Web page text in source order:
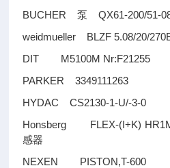
BUCHER泵
QX61-200/51-
weidmueller BLZF 5.08/20/
DIT M5100M Nr:F21255
PARKER 3349111263
HYDAC CS2130-1-
Honsberg FLEX-(I+K)
感器
NEXEN PISTON,T-600